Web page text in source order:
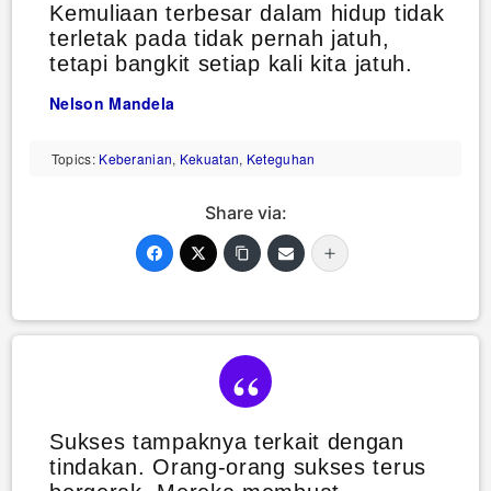
Kemuliaan terbesar dalam hidup tidak
terletak pada tidak pernah jatuh,
tetapi bangkit setiap kali kita jatuh.
Nelson Mandela
Topics: Keberanian, Kekuatan, Keteguhan
Share via:
Sukses tampaknya terkait dengan
tindakan. Orang-orang sukses terus